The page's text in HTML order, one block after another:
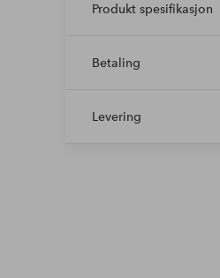
Produkt spesifikasjon
Betaling
Levering